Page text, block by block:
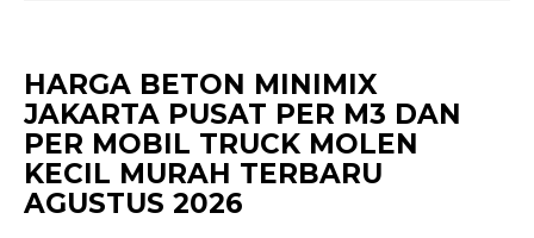
HARGA BETON MINIMIX
JAKARTA PUSAT PER M3 DAN
PER MOBIL TRUCK MOLEN
KECIL MURAH TERBARU
AGUSTUS 2026